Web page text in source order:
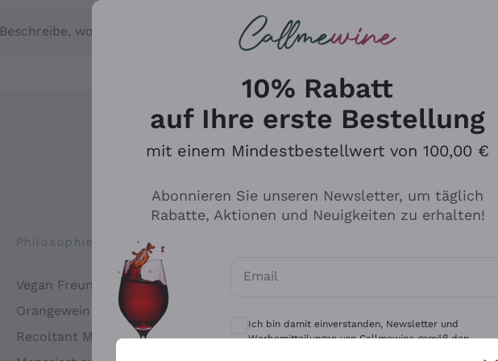
Beschreibe, wonach du suchst
Philosophien
Vegan Freundlich
Orangewein
Recoltant Manipulant
Antinori
Ca' del Bosco
Gavi
10% Rabatt
auf Ihre erste Bestellung
mit einem Mindestbestellwert von 100,00 €
Abonnieren Sie unseren Newsletter, um täglich
Rabatte, Aktionen und Neuigkeiten zu erhalten!
Email
Optionale Einwilligungen zum Erhalt von
Ich bin damit einverstanden, Newsletter und
Werbemitteilungen von Callmewine gemäß den -